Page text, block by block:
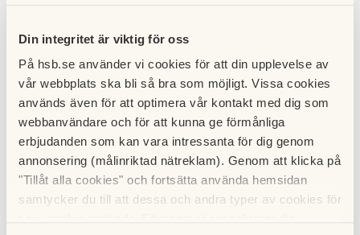
Din integritet är viktig för oss
På hsb.se använder vi cookies för att din upplevelse av
vår webbplats ska bli så bra som möjligt. Vissa cookies
används även för att optimera vår kontakt med dig som
webbanvändare och för att kunna ge förmånliga
erbjudanden som kan vara intressanta för dig genom
annonsering (målinriktad nätreklam). Genom att klicka på
"Tillåt alla cookies" och fortsätta använda hemsidan
samtycker du till att dessa och andra typer av cookies för